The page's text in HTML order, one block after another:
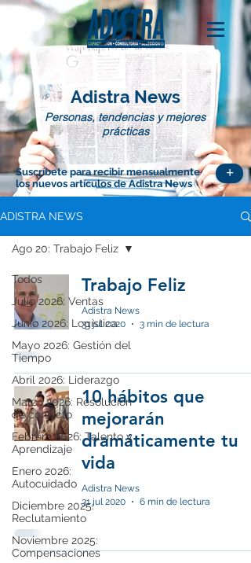
Adistra News
Personas, tendencias y mejores
prácticas
Suscríbete para recibir mensualmente
los nuevos artículos de Adistra News
+
ADISTRA NEWS
Todos
Julio 2026: Ventas
Junio 2026: Logística
Mayo 2026: Gestión del
Tiempo
Abril 2026: Liderazgo
Marzo 2026: Resolución
de conflicto
Febrero 2026: Talento y
Aprendizaje
Enero 2026:
Autocuidado
Diciembre 2025:
Reclutamiento
Noviembre 2025:
Compensaciones
Ago 20: Trabajo Feliz
Trabajo Feliz
Adistra News
31 jul 2020
3 min de lectura
10 hábitos que
mejorarán
dramáticamente tu
vida
Adistra News
31 jul 2020
6 min de lectura